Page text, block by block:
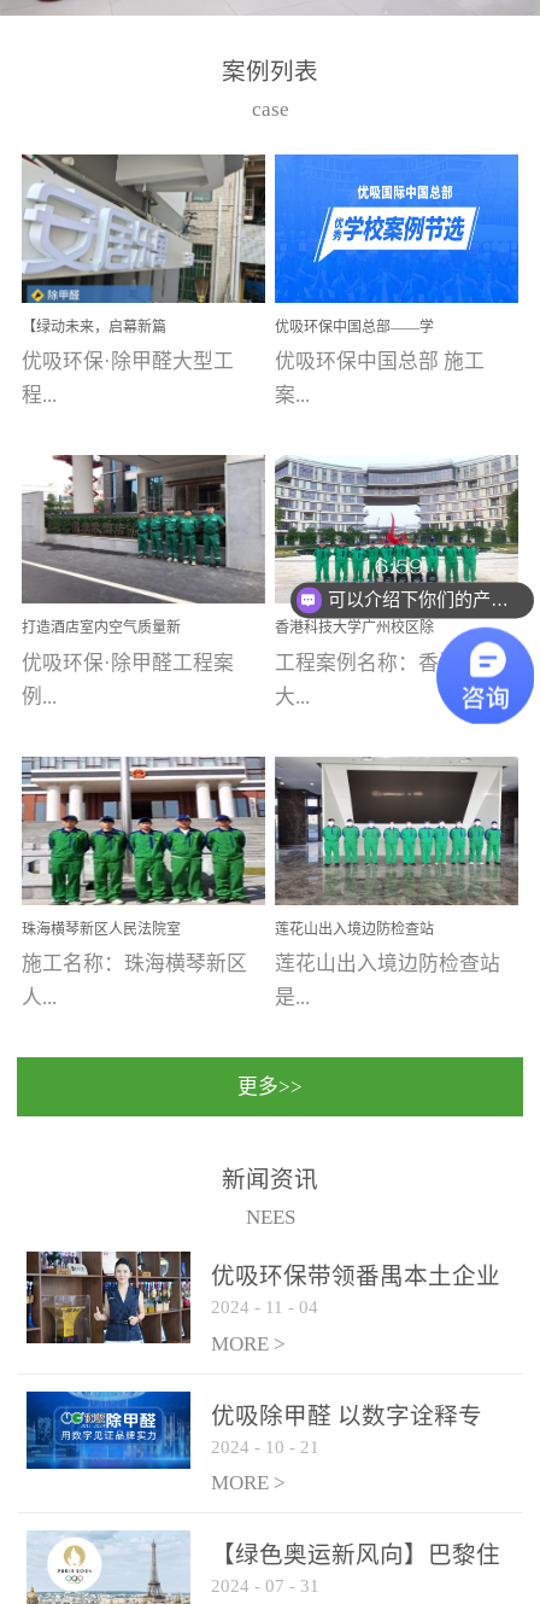
高技能的团队。汇聚了众
取得了多项产品技术专利
和多项国家版权局著作
权，获得高新技术企业称
号。生产优势自主生产自
给自足，优吸公司于2015
在广州番禺区成功建立产
品线生产基地，工厂拥有
自动化生产设备和成熟的
选择源头源材料、严控产
品质量，我们每一批的生
产产品都经过严格的质检
程序；生产车间为优吸总
部和全国分支机构生产光
触媒、净醛王、祛味剂等
优吸系列产品，保质保量
完成生产任务，确保全国
求。资质优势团队优势分
支优势优吸环保是一棵正
茁壮成长的树，只要我们
人人都爱护她、珍惜她、
她将越来越枝繁叶茂，终
将会成为一棵参天大树！
优吸环保截止2020年拥有
全国600家网点分支机构。
案例列表
case
【绿动未来，启幕新篇
章】优吸环保中标深圳安
居乐寓，超大型工装室内
空气治理项目顺利启航，
优吸环保·除甲醛大型工
程...
案例【深圳安居乐寓】室
内空气治理项目深圳安居
乐寓 深圳市安居乐寓
为深圳安居集团旗下城...
优吸环保中国总部——学
校施工案例(节选)
优吸环保中国总部 施工
案...
例(学校工装节选)广州南沙
小学(珠江湾校区)项目地
址：广州市南沙区海滨路
南沙珠江湾江门市蓬江区
禾...
打造酒店室内空气质量新
标杆——优吸环保·标杆之
作：东莞美豪雅致酒店室
内空气治理工程纪实
优吸环保·除甲醛工程案
例...
【东莞美豪雅致酒店】室
内空气治理项目东莞美豪
雅致酒店 东莞美豪雅
致酒店是为中高端人士...
香港科技大学广州校区除
甲醛项目圆满完成
工程案例名称：香港科技
大...
学广州校区室内空气治
理 工程案例地址：广
州南沙区·香港科技大学(广
州)校区 工程案...
珠海横琴新区人民法院室
内除甲醛空气治理项目
施工名称：珠海横琴新区
人...
民法院室内除甲醛空气治
保施工日期：2020年1月珠
莲花山出入境边防检查站
室内除甲醛空气治理项目
莲花山出入境边防检查站
是...
国家通过设在对外开放口
（及各出入境边防检查
更多>>
新闻资讯
NEES
优吸环保带领番禺本​土企业
勇敢破局向“新”
2024 - 11 - 04
MORE >
优吸除甲醛 以数字诠释专
业，尽显除醛品牌实力！
2024 - 10 - 21
MORE >
【绿色奥运新风向】巴黎住
宿风波：优吸环保共建健康
2024 - 07 - 31
可以介绍下你们的产品么